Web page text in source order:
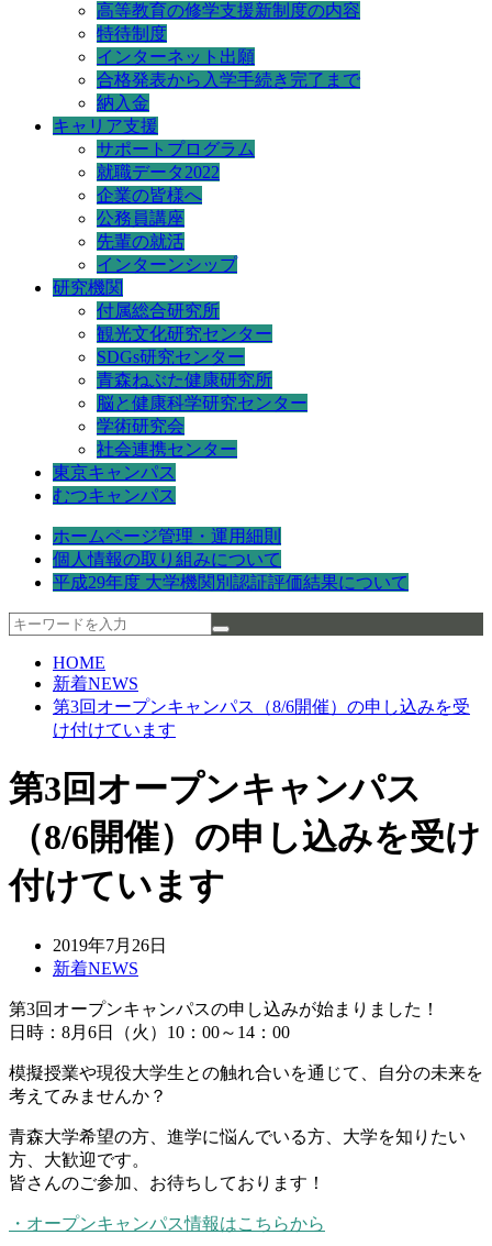
高等教育の修学支援新制度の内容
特待制度
インターネット出願
合格発表から入学手続き完了まで
納入金
キャリア支援
サポートプログラム
就職データ2022
企業の皆様へ
公務員講座
先輩の就活
インターンシップ
研究機関
付属総合研究所
観光文化研究センター
SDGs研究センター
青森ねぶた健康研究所
脳と健康科学研究センター
学術研究会
社会連携センター
東京キャンパス
むつキャンパス
ホームページ管理・運用細則
個人情報の取り組みについて
平成29年度 大学機関別認証評価結果について
HOME
新着NEWS
第3回オープンキャンパス（8/6開催）の申し込みを受
け付けています
第3回オープンキャンパス
（8/6開催）の申し込みを受け
付けています
2019年7月26日
新着NEWS
第3回オープンキャンパスの申し込みが始まりました！
日時：8月6日（火）10：00～14：00
模擬授業や現役大学生との触れ合いを通じて、自分の未来を
考えてみませんか？
青森大学希望の方、進学に悩んでいる方、大学を知りたい
方、大歓迎です。
皆さんのご参加、お待ちしております！
・オープンキャンパス情報はこちらから